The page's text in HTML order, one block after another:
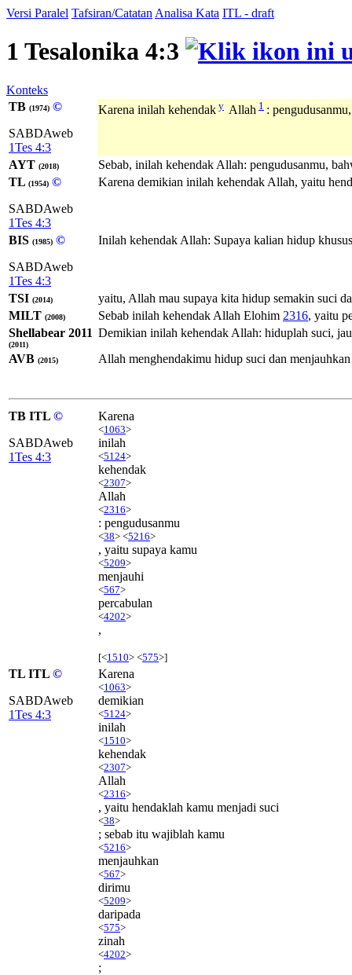
Versi Paralel Tafsiran/Catatan Analisa Kata ITL - draft
1 Tesalonika 4:3
Konteks
TB (1974) ©
SABDAweb
1Tes 4:3
Karena inilah kehendak y Allah 1 :
AYT (2018)
Sebab, inilah kehendak Allah: pengudusanmu,
TL (1954) ©
SABDAweb
1Tes 4:3
Karena demikian inilah kehendak Allah, yaitu
BIS (1985) ©
SABDAweb
1Tes 4:3
Inilah kehendak Allah: Supaya kalian hidup
TSI (2014)
yaitu, Allah mau supaya kita hidup semakin suci
MILT (2008) Sebab inilah kehendak Allah Elohim 2316, yaitu
Shellabear 2011
(2011)
Demikian inilah kehendak Allah: hiduplah suci,
AVB (2015) Allah menghendakimu hidup suci dan
TB ITL ©
SABDAweb
1Tes 4:3
Karena
<1063>
inilah
<5124>
kehendak
<2307>
Allah
<2316>
: pengudusanmu
<38> <5216>
, yaitu supaya kamu
<5209>
menjauhi
<567>
percabulan
<4202>
,
[<1510> <575>]
TL ITL ©
SABDAweb
1Tes 4:3
Karena
<1063>
demikian
<5124>
inilah
<1510>
kehendak
<2307>
Allah
<2316>
, yaitu hendaklah kamu menjadi suci
<38>
; sebab itu wajiblah kamu
<5216>
menjauhkan
<567>
dirimu
<5209>
daripada
<575>
zinah
<4202>
;